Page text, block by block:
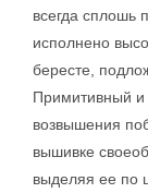
всегда сплошь
исполнено
бересте,
Примитивный и
возвышения
вышивке
выделяя ее по